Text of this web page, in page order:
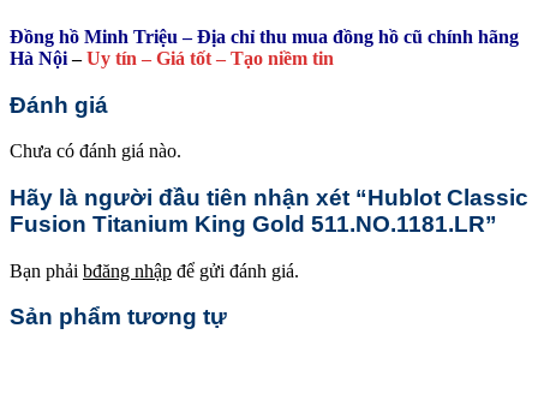
Đồng hồ Minh Triệu – Địa chỉ thu mua đồng hồ cũ chính hãng
Hà Nội–Uy tín – Giá tốt – Tạo niềm tin
Đánh giá
Chưa có đánh giá nào.
Hãy là người đầu tiên nhận xét “Hublot Classic
Fusion Titanium King Gold 511.NO.1181.LR”
Bạn phải bđăng nhập để gửi đánh giá.
Sản phẩm tương tự